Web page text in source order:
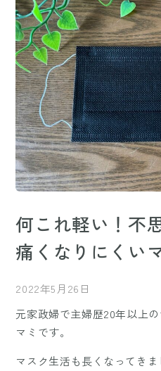
何これ軽い！不
痛くなりにくい
2022年5月26日
元家政婦で主婦歴20年以上
マミです。
マスク生活も長くなってき